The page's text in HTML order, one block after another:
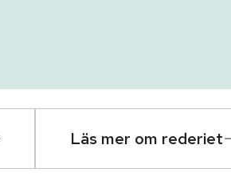
Läs mer om rederiet